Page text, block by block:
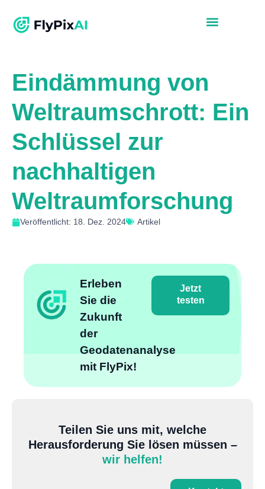
Eindämmung von
Weltraumschrott: Ein
Schlüssel zur
nachhaltigen
Weltraumforschung
Veröffentlicht: 18. Dez. 2024 Artikel
Erleben
Sie die
Zukunft
der
Geodatenanalyse
mit FlyPix!
Jetzt
testen
Teilen Sie uns mit, welche
Herausforderung Sie lösen müssen –
wir helfen!